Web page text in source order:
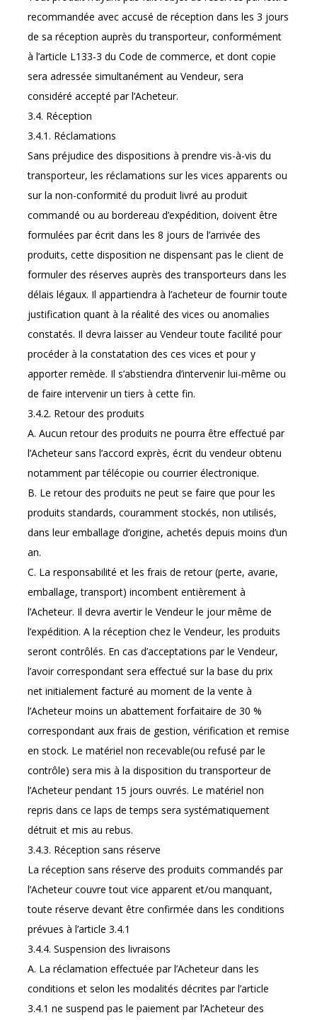
recommandée avec accusé de réception dans les 3 jours
de sa réception auprès du transporteur, conformément
à l’article L133-3 du Code de commerce, et dont copie
sera adressée simultanément au Vendeur, sera
considéré accepté par l’Acheteur.
3.4. Réception
3.4.1. Réclamations
Sans préjudice des dispositions à prendre vis-à-vis du
transporteur, les réclamations sur les vices apparents ou
sur la non-conformité du produit livré au produit
commandé ou au bordereau d’expédition, doivent être
formulées par écrit dans les 8 jours de l’arrivée des
produits, cette disposition ne dispensant pas le client de
formuler des réserves auprès des transporteurs dans les
délais légaux. Il appartiendra à l’acheteur de fournir toute
justification quant à la réalité des vices ou anomalies
constatés. Il devra laisser au Vendeur toute facilité pour
procéder à la constatation des ces vices et pour y
apporter remède. Il s’abstiendra d’intervenir lui-même ou
de faire intervenir un tiers à cette fin.
3.4.2. Retour des produits
A. Aucun retour des produits ne pourra être effectué par
l’Acheteur sans l’accord exprès, écrit du vendeur obtenu
notamment par télécopie ou courrier électronique.
B. Le retour des produits ne peut se faire que pour les
produits standards, couramment stockés, non utilisés,
dans leur emballage d’origine, achetés depuis moins d’un
an.
C. La responsabilité et les frais de retour (perte, avarie,
emballage, transport) incombent entièrement à
l’Acheteur. Il devra avertir le Vendeur le jour même de
l’expédition. A la réception chez le Vendeur, les produits
seront contrôlés. En cas d’acceptations par le Vendeur,
l’avoir correspondant sera effectué sur la base du prix
net initialement facturé au moment de la vente à
l’Acheteur moins un abattement forfaitaire de 30 %
correspondant aux frais de gestion, vérification et remise
en stock. Le matériel non recevable(ou refusé par le
contrôle) sera mis à la disposition du transporteur de
l’Acheteur pendant 15 jours ouvrés. Le matériel non
repris dans ce laps de temps sera systématiquement
détruit et mis au rebus.
3.4.3. Réception sans réserve
La réception sans réserve des produits commandés par
l’Acheteur couvre tout vice apparent et/ou manquant,
toute réserve devant être confirmée dans les conditions
prévues à l’article 3.4.1
3.4.4. Suspension des livraisons
A. La réclamation effectuée par l’Acheteur dans les
conditions et selon les modalités décrites par l’article
3.4.1 ne suspend pas le paiement par l’Acheteur des